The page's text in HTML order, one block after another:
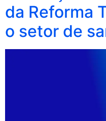
da Reforma
o setor de